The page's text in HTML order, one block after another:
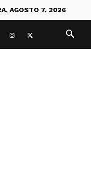
AGOSTO 7, 2026